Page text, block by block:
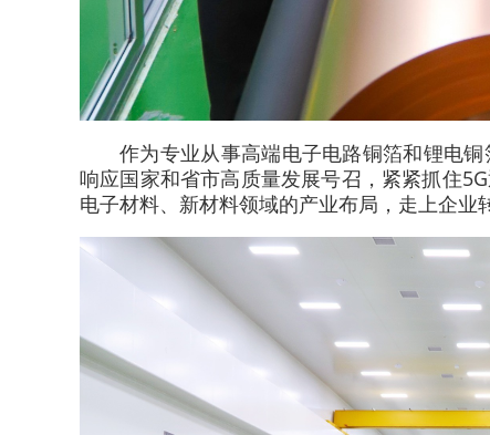
作为专业从事高端电子电路铜箔和锂电
响应国家和省市高质量发展号召，紧紧抓住
电子材料、新材料领域的产业布局，走上企业